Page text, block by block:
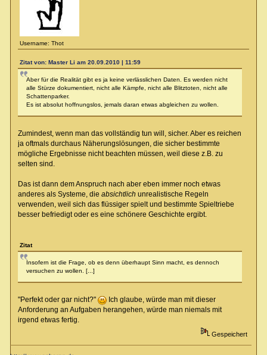
Username: Thot
Zitat von: Master Li am 20.09.2010 | 11:59
Aber für die Realität gibt es ja keine verlässlichen Daten. Es werden nicht
alle Stürze dokumentiert, nicht alle Kämpfe, nicht alle Blitztoten, nicht alle
Schattenparker.
Es ist absolut hoffnungslos, jemals daran etwas abgleichen zu wollen.
Zumindest, wenn man das vollständig tun will, sicher. Aber es reichen
ja oftmals durchaus Näherungslösungen, die sicher bestimmte
mögliche Ergebnisse nicht beachten müssen, weil diese z.B. zu
selten sind.
Das ist dann dem Anspruch nach aber eben immer noch etwas
anderes als Systeme, die absichtlich unrealistische Regeln
verwenden, weil sich das flüssiger spielt und bestimmte Spieltriebe
besser befriedigt oder es eine schönere Geschichte ergibt.
Zitat
Insofern ist die Frage, ob es denn überhaupt Sinn macht, es dennoch
versuchen zu wollen. [...]
"Perfekt oder gar nicht?"
Ich glaube, würde man mit dieser
Anforderung an Aufgaben herangehen, würde man niemals mit
irgend etwas fertig.
Gespeichert